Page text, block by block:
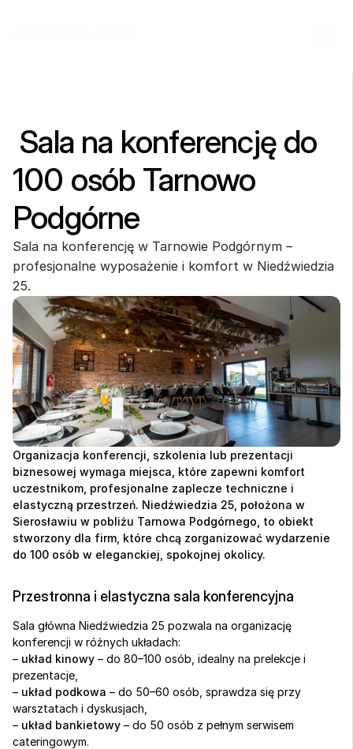
100 osób Tarnowo
Podgórne
Sala na konferencję w Tarnowie Podgórnym –
profesjonalne wyposażenie i komfort w Niedźwiedzia
25.
Organizacja konferencji, szkolenia lub prezentacji
biznesowej wymaga miejsca, które zapewni komfort
uczestnikom, profesjonalne zaplecze techniczne i
elastyczną przestrzeń. Niedźwiedzia 25, położona w
Sierosławiu w pobliżu Tarnowa Podgórnego, to obiekt
stworzony dla firm, które chcą zorganizować wydarzenie
do 100 osób w eleganckiej, spokojnej okolicy.
Przestronna i elastyczna sala konferencyjna
Sala główna Niedźwiedzia 25 pozwala na organizację
konferencji w różnych układach:
– układ kinowy – do 80–100 osób, idealny na prelekcje i
prezentacje,
– układ podkowa – do 50–60 osób, sprawdza się przy
warsztatach i dyskusjach,
– układ bankietowy – do 50 osób z pełnym serwisem
cateringowym.